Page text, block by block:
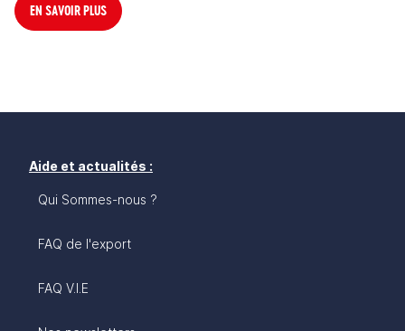
EN SAVOIR PLUS
Aide et actualités :
Qui Sommes-nous ?
FAQ de l'export
FAQ V.I.E